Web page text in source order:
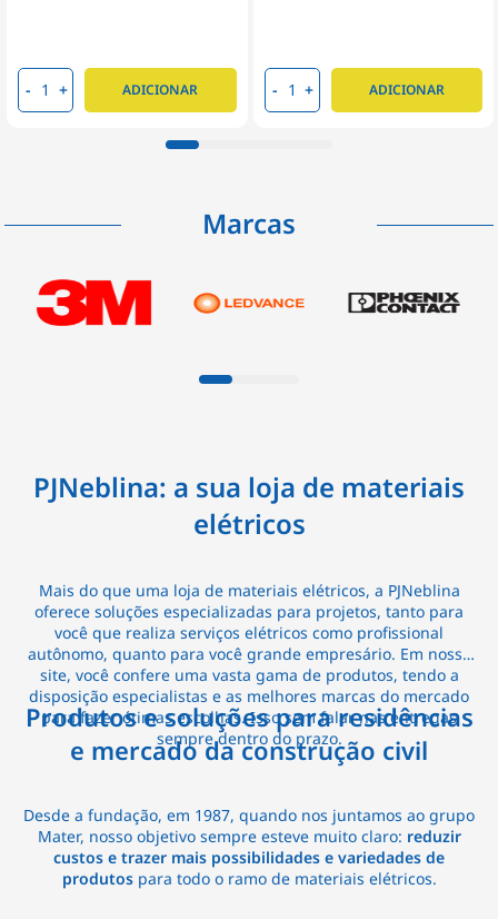
- + ADICIONAR - + ADICIONAR
Marcas
PJNeblina: a sua loja de materiais
elétricos
Mais do que uma loja de materiais elétricos, a PJNeblina
oferece soluções especializadas para projetos, tanto para
você que realiza serviços elétricos como profissional
autônomo, quanto para você grande empresário. Em nosso
site, você confere uma vasta gama de produtos, tendo a
disposição especialistas e as melhores marcas do mercado
para fazer ótimas escolhas. Isso sem falar nas entregas
sempre dentro do prazo.
Produtos e soluções para residências
e mercado da construção civil
Desde a fundação, em 1987, quando nos juntamos ao grupo
Mater, nosso objetivo sempre esteve muito claro: reduzir
custos e trazer mais possibilidades e variedades de
produtospara todo o ramo de materiais elétricos.